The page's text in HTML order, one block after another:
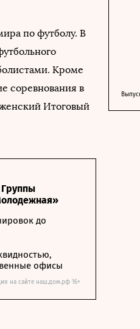
по футболу. В
Кроме
соревнования в
Итоговый
до
офисы
на сайте наш.дом.рф 16+